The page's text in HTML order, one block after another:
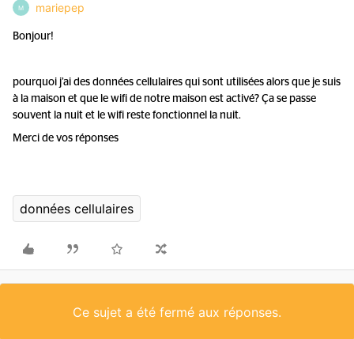
M mariepep
Bonjour!
pourquoi j’ai des données cellulaires qui sont utilisées alors que je suis
à la maison et que le wifi de notre maison est activé? Ça se passe
souvent la nuit et le wifi reste fonctionnel la nuit.
Merci de vos réponses
données cellulaires
Ce sujet a été fermé aux réponses.